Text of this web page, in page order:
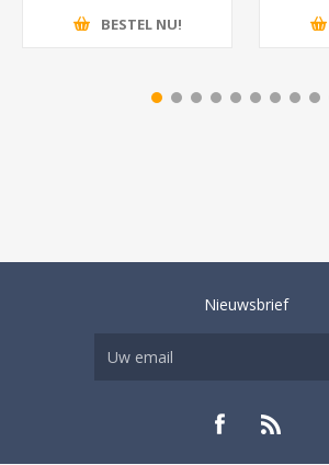
BESTEL NU!
Nieuwsbrief